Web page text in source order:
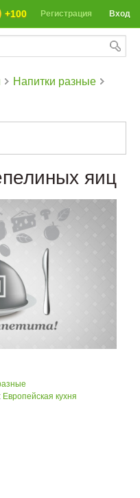
Вход
Регистрация
+100
Напитки разные
яиц
Европейская кухня